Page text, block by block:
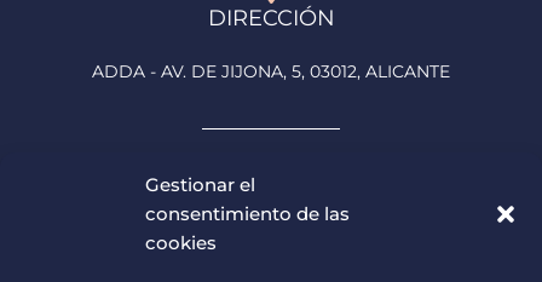
Gestionar el
consentimiento de las
cookies
DIRECCIÓN
ADDA - AV. DE JIJONA, 5, 03012, ALICANTE
ATENCIÓN AL ASISTENTE
horario de 9:00h – 13:00h